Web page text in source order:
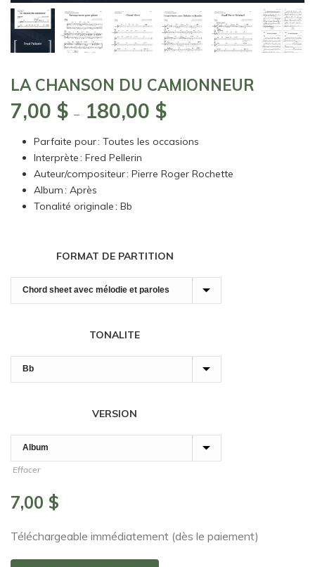
LA CHANSON DU CAMIONNEUR
7,00 $ – 180,00 $Plage
prix :
Parfaite pour : Toutes les occasions
Interprète : Fred Pellerin
Auteur/compositeur : Pierre Roger Rochette
Album : Après
Tonalité originale : Bb
FORMAT DE PARTITION
TONALITE
VERSION
Effacer
7,00 $
Téléchargeable immédiatement (dès le paiement)